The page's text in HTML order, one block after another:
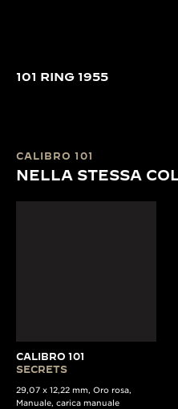
101 RING 1955
CALIBRO 101
NELLA STESSA
CALIBRO 101
SECRETS
29,07 x 12,22 mm, Oro rosa,
Manuale, carica manuale